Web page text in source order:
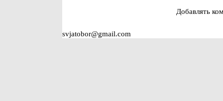
Добавлять
svjatobor@gmail.com